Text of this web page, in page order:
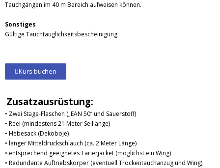
Tauchgängen im 40 m Bereich aufweisen können.
Sonstiges
Gültige Tauchtauglichkeitsbescheinigung
Kurs buchen
Zusatzausrüstung:
• Zwei Stage-Flaschen („EAN 50“ und Sauerstoff)
• Reel (mindestens 21 Meter Seillänge)
• Hebesack (Dekoboje)
• langer Mitteldruckschlauch (ca. 2 Meter Länge)
• entsprechend geeignetes Tarierjacket (möglichst ein Wing)
• Redundante Auftriebskörper (eventuell Trockentauchanzug und Wing)